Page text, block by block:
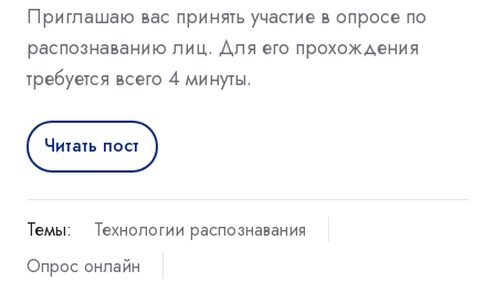
Приглашаю вас принять участие в опросе по
распознаванию лиц. Для его прохождения
требуется всего 4 минуты.
Читать пост
Темы:
Технологии распознавания
Опрос онлайн